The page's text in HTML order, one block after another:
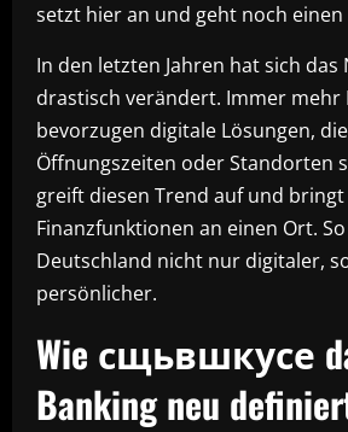
setzt hier an und geht noch
In den letzten Jahren hat sich
drastisch verändert. Immer mehr
bevorzugen digitale Lösungen,
Öffnungszeiten oder Standorten
greift diesen Trend auf und
Finanzfunktionen an einen Ort.
Deutschland nicht nur digitaler,
persönlicher.
Wie сщьвшкусе
Banking neu